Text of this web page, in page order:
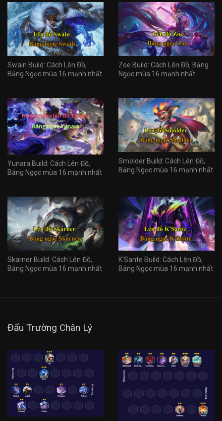
Swain Build: Cách Lên Đồ,
Bảng Ngọc mùa 16 mạnh nhất
Zoe Build: Cách Lên Đồ, Bảng
Ngọc mùa 16 mạnh nhất
Yunara Build: Cách Lên Đồ,
Bảng Ngọc mùa 16 mạnh nhất
Smolder Build: Cách Lên Đồ,
Bảng Ngọc mùa 16 mạnh nhất
Skarner Build: Cách Lên Đồ,
Bảng Ngọc mùa 16 mạnh nhất
K'Sante Build: Cách Lên Đồ,
Bảng Ngọc mùa 16 mạnh nhất
Đấu Trường Chân Lý